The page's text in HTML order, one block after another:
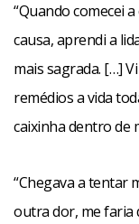
“Quando comecei
causa, aprendi a
mais sagrada. […]
remédios a vida
caixinha dentro de
“Chegava a tentar
outra dor, me faria